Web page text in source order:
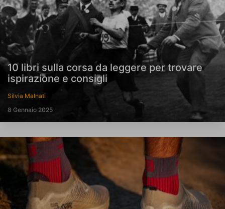
10 libri sulla corsa da leggere per trovare
ispirazione e consigli
Silvia Malnati
8 Gennaio 2025